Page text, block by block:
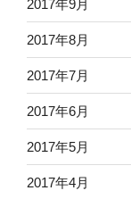
2017年9月
2017年8月
2017年7月
2017年6月
2017年5月
2017年4月